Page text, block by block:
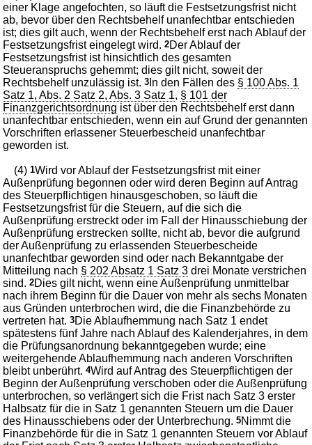
einer Klage angefochten, so läuft die Festsetzungsfrist nicht
ab, bevor über den Rechtsbehelf unanfechtbar entschieden
ist; dies gilt auch, wenn der Rechtsbehelf erst nach Ablauf der
Festsetzungsfrist eingelegt wird.2Der Ablauf der
Festsetzungsfrist ist hinsichtlich des gesamten
Steueranspruchs gehemmt; dies gilt nicht, soweit der
Rechtsbehelf unzulässig ist.3 In den Fällen des § 100 Abs. 1
Satz 1, Abs. 2 Satz 2, Abs. 3 Satz 1, § 101 der
Finanzgerichtsordnung ist über den Rechtsbehelf erst dann
unanfechtbar entschieden, wenn ein auf Grund der genannten
Vorschriften erlassener Steuerbescheid unanfechtbar
geworden ist.
(4)1Wird vor Ablauf der Festsetzungsfrist mit einer
Außenprüfung begonnen oder wird deren Beginn auf Antrag
des Steuerpflichtigen hinausgeschoben, so läuft die
Festsetzungsfrist für die Steuern, auf die sich die
Außenprüfung erstreckt oder im Fall der Hinausschiebung der
Außenprüfung erstrecken sollte, nicht ab, bevor die aufgrund
der Außenprüfung zu erlassenden Steuerbescheide
unanfechtbar geworden sind oder nach Bekanntgabe der
Mitteilung nach § 202 Absatz 1 Satz 3 drei Monate verstrichen
sind.2Dies gilt nicht, wenn eine Außenprüfung unmittelbar
nach ihrem Beginn für die Dauer von mehr als sechs Monaten
aus Gründen unterbrochen wird, die die Finanzbehörde zu
vertreten hat.3Die Ablaufhemmung nach Satz 1 endet
spätestens fünf Jahre nach Ablauf des Kalenderjahres, in dem
die Prüfungsanordnung bekanntgegeben wurde; eine
weitergehende Ablaufhemmung nach anderen Vorschriften
bleibt unberührt.4Wird auf Antrag des Steuerpflichtigen der
Beginn der Außenprüfung verschoben oder die Außenprüfung
unterbrochen, so verlängert sich die Frist nach Satz 3 erster
Halbsatz für die in Satz 1 genannten Steuern um die Dauer
des Hinausschiebens oder der Unterbrechung.5Nimmt die
Finanzbehörde für die in Satz 1 genannten Steuern vor Ablauf